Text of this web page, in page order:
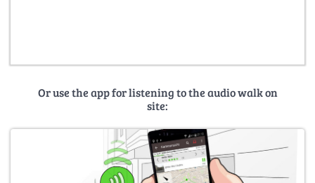
Or use the app for listening to the audio walk on
site: